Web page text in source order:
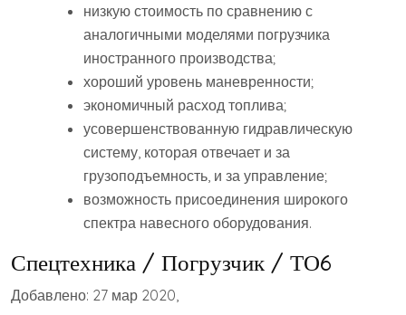
низкую стоимость по сравнению с
аналогичными моделями погрузчика
иностранного производства;
хороший уровень маневренности;
экономичный расход топлива;
усовершенствованную гидравлическую
систему, которая отвечает и за
грузоподъемность, и за управление;
возможность присоединения широкого
спектра навесного оборудования.
Спецтехника / Погрузчик / ТО6
Добавлено: 27 мар 2020,